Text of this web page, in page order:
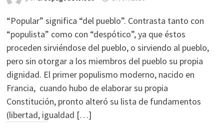
“Popular” significa “del pueblo”. Contrasta tanto con
“populista” como con “despótico”, ya que éstos
proceden sirviéndose del pueblo, o sirviendo al pueblo,
pero sin otorgar a los miembros del pueblo su propia
dignidad. El primer populismo moderno, nacido en
Francia, cuando hubo de elaborar su propia
Constitución, pronto alteró su lista de fundamentos
(libertad, igualdad […]